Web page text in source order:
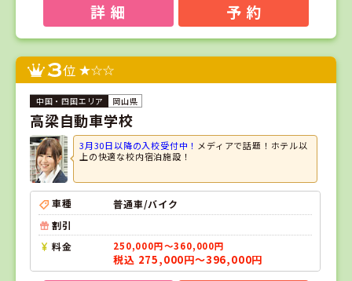
詳 細 予 約
3位
岡山県
高梁自動車学校
3月30日以降の入校受付中！ メディアで話題！ホテル以
上の快適な校内宿泊施設！
車種
普通車/バイク
割引
料金
250,000円～360,000円
税込 275,000円～396,000円